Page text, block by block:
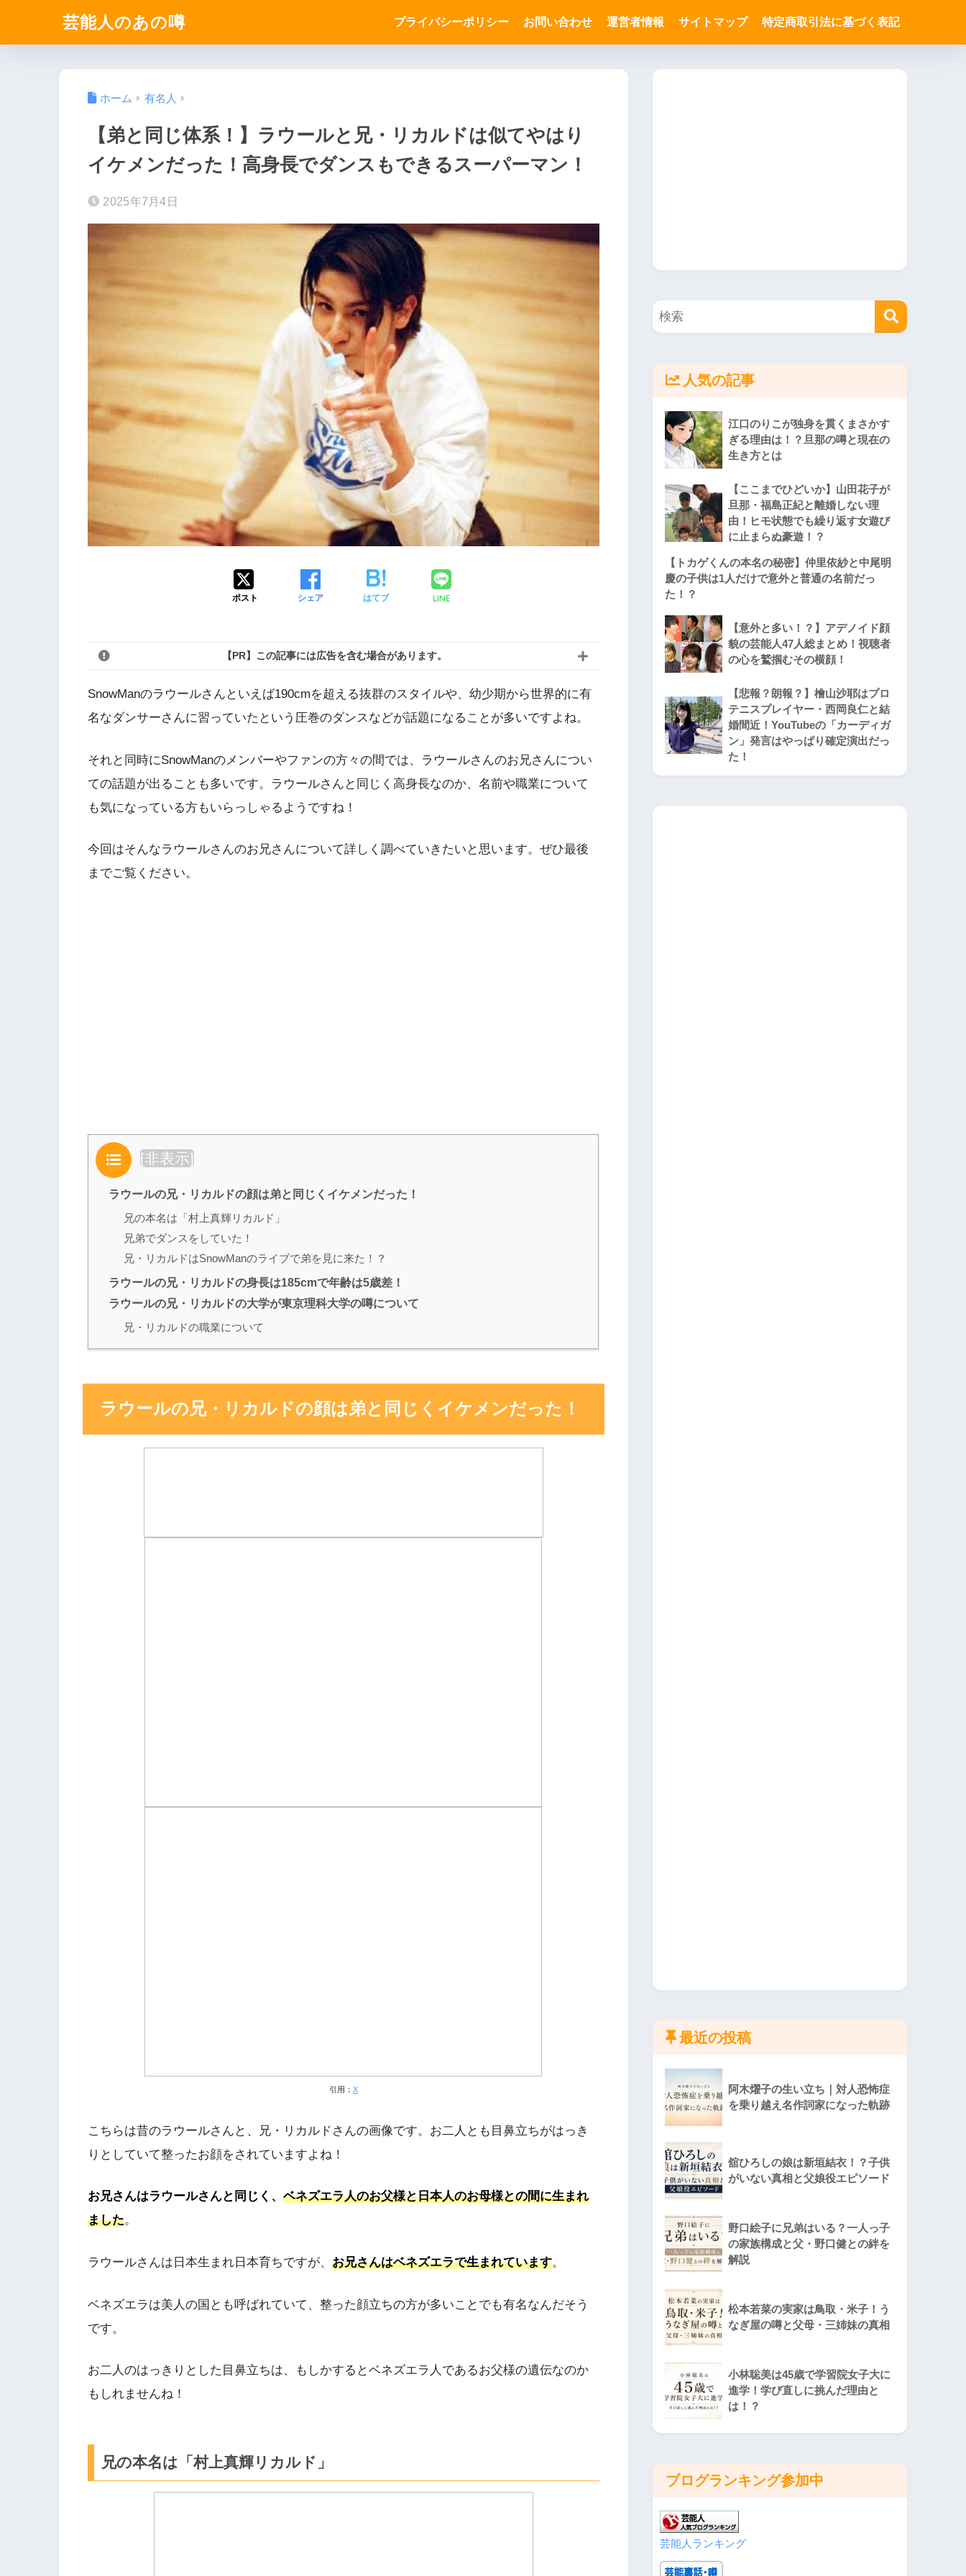
芸能人のあの噂 プライバシーポリシー お問い合わせ 運営者情報 サイトマップ 特定商取引法に基づく表記
ホーム 有名人
【弟と同じ体系！】ラウールと兄・リカルドは似てやはり
イケメンだった！高身長でダンスもできるスーパーマン！
2025年7月4日
ポスト シェア はてブ LINE
【PR】この記事には広告を含む場合があります。
SnowManのラウールさんといえば190cmを超える抜群のスタイルや、幼少期から世界的に有
名なダンサーさんに習っていたという圧巻のダンスなどが話題になることが多いですよね。
それと同時にSnowManのメンバーやファンの方々の間では、ラウールさんのお兄さんについ
ての話題が出ることも多いです。ラウールさんと同じく高身長なのか、名前や職業について
も気になっている方もいらっしゃるようですね！
今回はそんなラウールさんのお兄さんについて詳しく調べていきたいと思います。ぜひ最後
までご覧ください。
目次 [非表示]
ラウールの兄・リカルドの顔は弟と同じくイケメンだった！
兄の本名は「村上真輝リカルド」
兄弟でダンスをしていた！
兄・リカルドはSnowManのライブで弟を見に来た！？
ラウールの兄・リカルドの身長は185cmで年齢は5歳差！
ラウールの兄・リカルドの大学が東京理科大学の噂について
兄・リカルドの職業について
ラウールの兄・リカルドの顔は弟と同じくイケメンだった！
引用： X
こちらは昔のラウールさんと、兄・リカルドさんの画像です。お二人とも目鼻立ちがはっき
りとしていて整ったお顔をされていますよね！
お兄さんはラウールさんと同じく、 ベネズエラ人のお父様と日本人のお母様との間に生まれ
ました。
ラウールさんは日本生まれ日本育ちですが、 お兄さんはベネズエラで生まれています。
ベネズエラは美人の国とも呼ばれていて、整った顔立ちの方が多いことでも有名なんだそう
です。
お二人のはっきりとした目鼻立ちは、もしかするとベネズエラ人であるお父様の遺伝なのか
もしれませんね！
兄の本名は「村上真輝リカルド」
人気の記事
江口のりこが独身を貫くまさかす
ぎる理由は！？旦那の噂と現在の
生き方とは
【ここまでひどいか】山田花子が
旦那・福島正紀と離婚しない理
由！ヒモ状態でも繰り返す女遊び
に止まらぬ豪遊！？
【トカゲくんの本名の秘密】仲里依紗と中尾明
慶の子供は1人だけで意外と普通の名前だっ
た！？
【意外と多い！？】アデノイド顔
貌の芸能人47人総まとめ！視聴者
の心を鷲掴むその横顔！
【悲報？朗報？】檜山沙耶はプロ
テニスプレイヤー・西岡良仁と結
婚間近！YouTubeの「カーディガ
ン」発言はやっぱり確定演出だっ
た！
最近の投稿
阿木燿子の生い立ち｜対人恐怖症
を乗り越え名作詞家になった軌跡
舘ひろしの娘は新垣結衣！？子供
がいない真相と父娘役エピソード
野口絵子に兄弟はいる？一人っ子
の家族構成と父・野口健との絆を
解説
松本若菜の実家は鳥取・米子！う
なぎ屋の噂と父母・三姉妹の真相
小林聡美は45歳で学習院女子大に
進学！学び直しに挑んだ理由と
は！？
ブログランキング参加中
芸能人ランキング